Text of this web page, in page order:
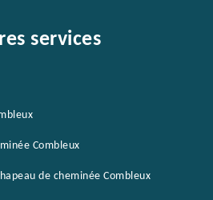
services
Combleux
de cheminée Combleux